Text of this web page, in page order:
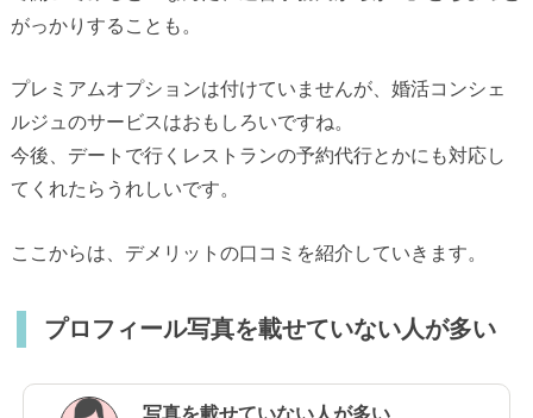
がっかりすることも。
プレミアムオプションは付けていませんが、婚活コンシェ
ルジュのサービスはおもしろいですね。
今後、デートで行くレストランの予約代行とかにも対応し
てくれたらうれしいです。
ここからは、デメリットの口コミを紹介していきます。
プロフィール写真を載せていない人が多い
写真を載せていない人が多い